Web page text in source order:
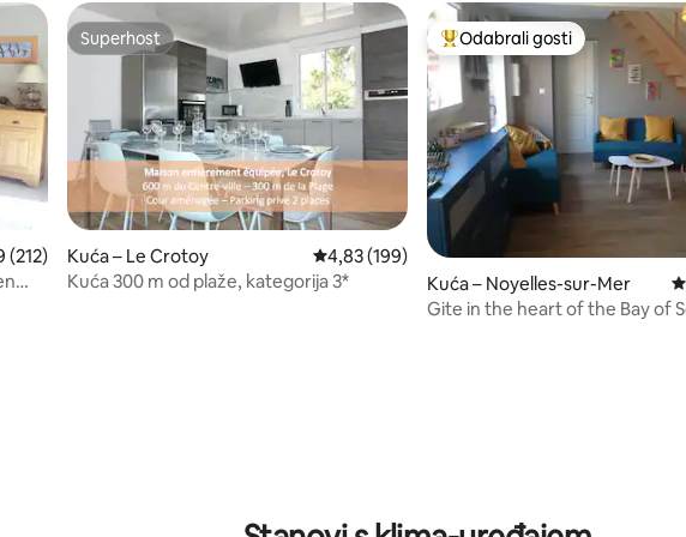
ocjena: 4,89/5, recenzija: 212
(212)
Superhost
Superhost
Kuća – Le Crotoy Prosječna ocjena: 4,83/5, recenzija: 199
4,83 (199)
Kuća 300 m od plaže, kategorija 3*
Među najviše rangiranima s
Odabrali gosti
Kuća – Noyelles-sur-Mer
Gite in the heart of the Bay of